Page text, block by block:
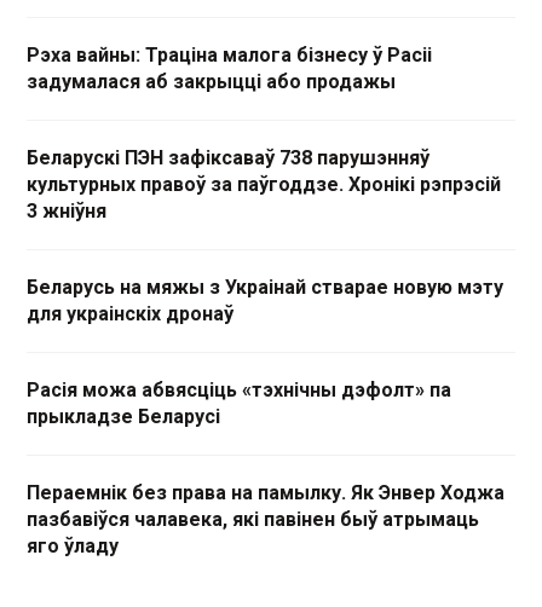
Рэха вайны: Траціна малога бізнесу ў Расіі
задумалася аб закрыцці або продажы
Беларускі ПЭН зафіксаваў 738 парушэнняў
культурных правоў за паўгоддзе. Хронікі рэпрэсій
3 жніўня
Беларусь на мяжы з Украінай стварае новую мэту
для украінскіх дронаў
Расія можа абвясціць «тэхнічны дэфолт» па
прыкладзе Беларусі
Пераемнік без права на памылку. Як Энвер Ходжа
пазбавіўся чалавека, які павінен быў атрымаць
яго ўладу